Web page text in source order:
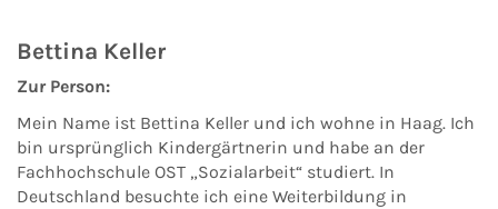
Bettina Keller
Zur Person:
Mein Name ist Bettina Keller und ich wohne in Haag. Ich
bin ursprünglich Kindergärtnerin und habe an der
Fachhochschule OST „Sozialarbeit“ studiert. In
Deutschland besuchte ich eine Weiterbildung in